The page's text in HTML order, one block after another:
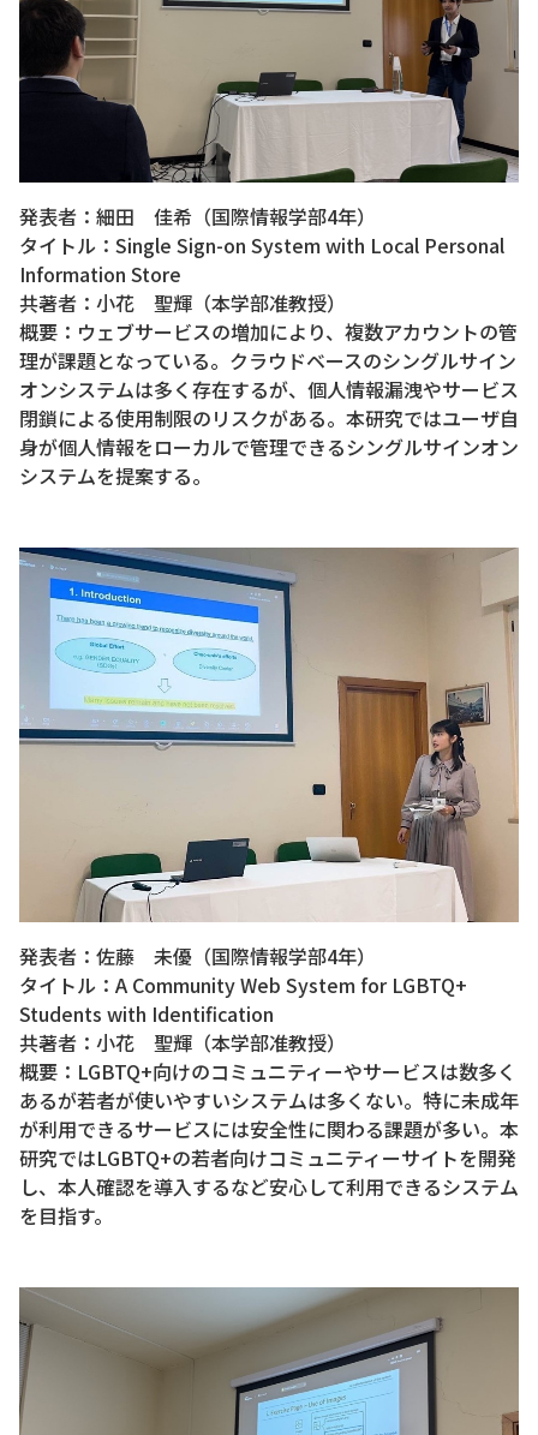
発表者：細田 佳希（国際情報学部4年）
タイトル：Single Sign-on System with Local Personal
Information Store
共著者：小花 聖輝（本学部准教授）
概要：ウェブサービスの増加により、複数アカウントの管
理が課題となっている。クラウドベースのシングルサイン
オンシステムは多く存在するが、個人情報漏洩やサービス
閉鎖による使用制限のリスクがある。本研究ではユーザ自
身が個人情報をローカルで管理できるシングルサインオン
システムを提案する。
発表者：佐藤 未優（国際情報学部4年）
タイトル：A Community Web System for LGBTQ+
Students with Identification
共著者：小花 聖輝（本学部准教授）
概要：LGBTQ+向けのコミュニティーやサービスは数多く
あるが若者が使いやすいシステムは多くない。特に未成年
が利用できるサービスには安全性に関わる課題が多い。本
研究ではLGBTQ+の若者向けコミュニティーサイトを開発
し、本人確認を導入するなど安心して利用できるシステム
を目指す。